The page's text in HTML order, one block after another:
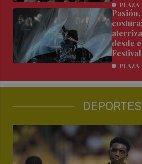
PLAZA
desde
Festival
PLAZA
DEPORTES